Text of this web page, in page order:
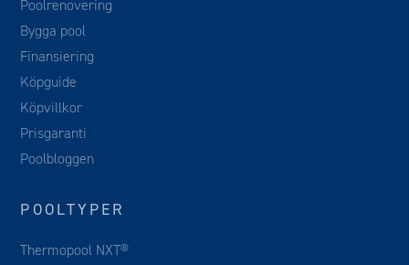
Poolrenovering
Bygga pool
Finansiering
Köpguide
Köpvillkor
Prisgaranti
Poolbloggen
POOLTYPER
Thermopool NXT®